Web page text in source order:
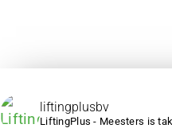
liftingplusbv
LiftingPlus - Meesters is